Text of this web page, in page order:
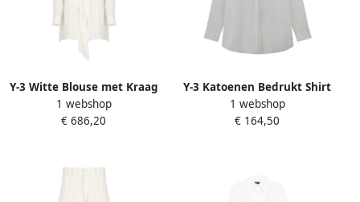
Y-3 Witte Blouse met Kraag
en Draperie White Dames
1 webshop
€ 686,20
Y-3 Katoenen Bedrukt Shirt
White Dames
1 webshop
€ 164,50